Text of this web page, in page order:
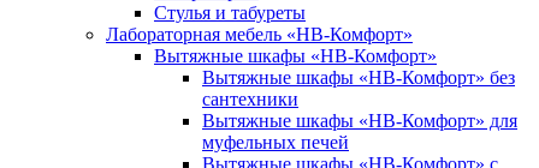
Стулья и табуреты
Лабораторная мебель «НВ-Комфорт»
Вытяжные шкафы «НВ-Комфорт»
Вытяжные шкафы «НВ-Комфорт» без
сантехники
Вытяжные шкафы «НВ-Комфорт» для
муфельных печей
Вытяжные шкафы «НВ-Комфорт» с